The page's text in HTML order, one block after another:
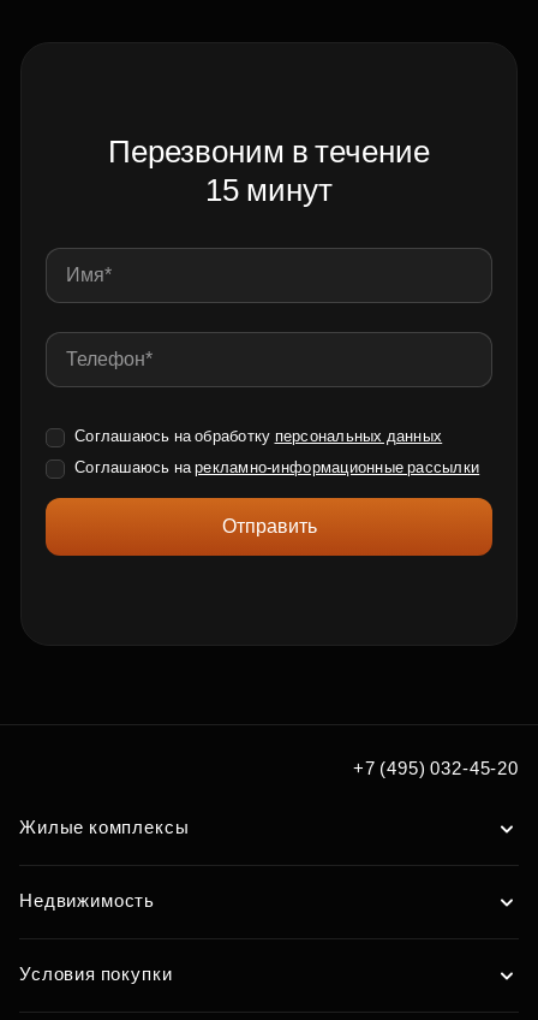
Перезвоним в течение
15 минут
Соглашаюсь на обработку персональных данных
Соглашаюсь нарекламно-информационные рассылки
Отправить
+7 (495) 032-45-20
Жилые комплексы
Недвижимость
Условия покупки